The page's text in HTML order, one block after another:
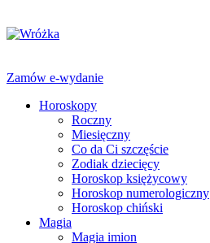
Zamów e-wydanie
Horoskopy
Roczny
Miesięczny
Co da Ci szczęście
Zodiak dziecięcy
Horoskop księżycowy
Horoskop numerologiczny
Horoskop chiński
Magia
Magia imion